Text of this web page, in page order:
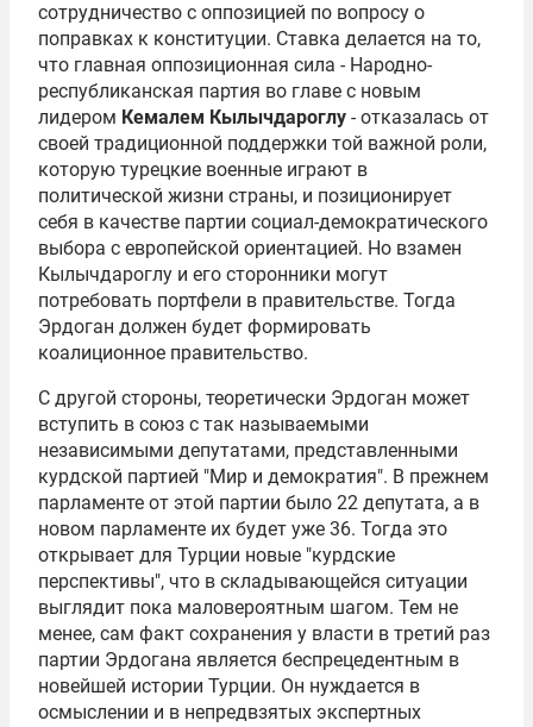
сотрудничество с оппозицией по вопросу о
поправках к конституции. Ставка делается на то,
что главная оппозиционная сила - Народно-
республиканская партия во главе с новым
лидером Кемалем Кылычдароглу - отказалась от
своей традиционной поддержки той важной роли,
которую турецкие военные играют в
политической жизни страны, и позиционирует
себя в качестве партии социал-демократического
выбора с европейской ориентацией. Но взамен
Кылычдароглу и его сторонники могут
потребовать портфели в правительстве. Тогда
Эрдоган должен будет формировать
коалиционное правительство.
С другой стороны, теоретически Эрдоган может
вступить в союз с так называемыми
независимыми депутатами, представленными
курдской партией "Мир и демократия". В прежнем
парламенте от этой партии было 22 депутата, а в
новом парламенте их будет уже 36. Тогда это
открывает для Турции новые "курдские
перспективы", что в складывающейся ситуации
выглядит пока маловероятным шагом. Тем не
менее, сам факт сохранения у власти в третий раз
партии Эрдогана является беспрецедентным в
новейшей истории Турции. Он нуждается в
осмыслении и в непредвзятых экспертных